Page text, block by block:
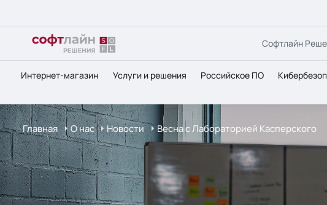
Софтлайн
Интернет-магазин Услуги и решения Российское ПО
Главная О нас Новости Весна с Лабораторией Касперского